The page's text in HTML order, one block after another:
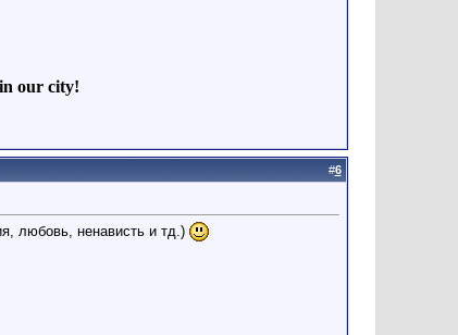
our city!
#6
любовь, ненависть и тд.)